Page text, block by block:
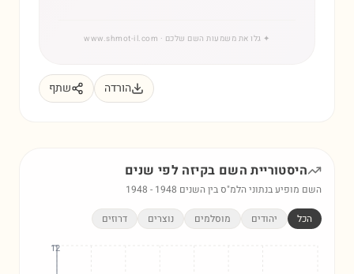
✦ גלו את משמעות השם שלכם · www.shmot-il.com
הורדה שתף
היסטוריית השם בקיזה לפי שנים
השם מופיע בנתוני הלמ"ס בין השנים 1948 - 1948
הכל יהודים מוסלמים נוצרים דרוזים
12